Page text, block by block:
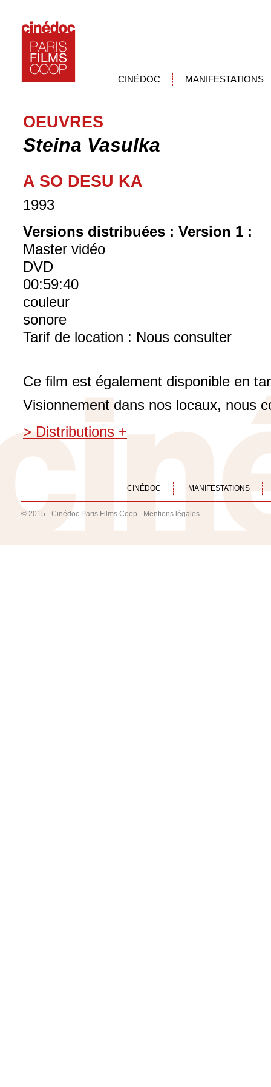
CINÉDOC MANIFESTATIONS
OEUVRES
Steina Vasulka
A SO DESU KA
1993
Versions distribuées : Version 1 :
Master vidéo
DVD
00:59:40
couleur
sonore
Tarif de location : Nous consulter
Ce film est également disponible en
Visionnement dans nos locaux, nous
> Distributions +
CINÉDOC MANIFESTATIONS
© 2015 - Cinédoc Paris Films Coop - Mentions légales